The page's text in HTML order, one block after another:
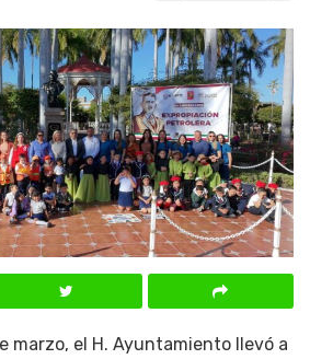
marzo, el H. Ayuntamiento llevó a